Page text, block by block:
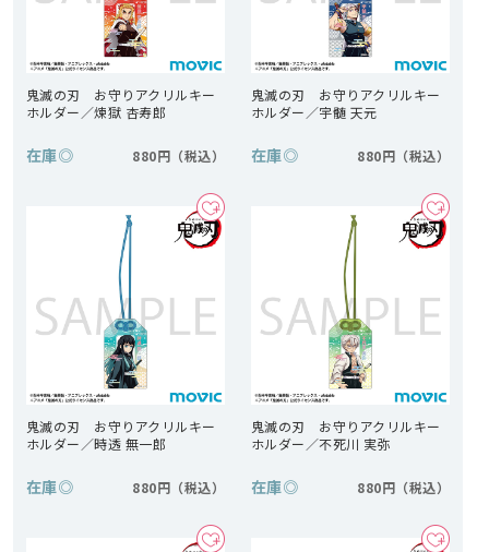
鬼滅の刃 お守りアクリルキー
ホルダー／煉獄 杏寿郎
在庫◎ 880円
鬼滅の刃 お守りアクリルキー
ホルダー／宇髄 天元
在庫◎ 880円
鬼滅の刃 お守りアクリルキー
ホルダー／時透 無一郎
在庫◎ 880円
鬼滅の刃 お守りアクリルキー
ホルダー／不死川 実弥
在庫◎ 880円